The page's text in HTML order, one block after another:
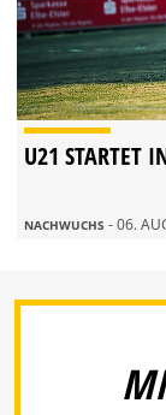
U21 STARTET
NACHWUCHS - 06.